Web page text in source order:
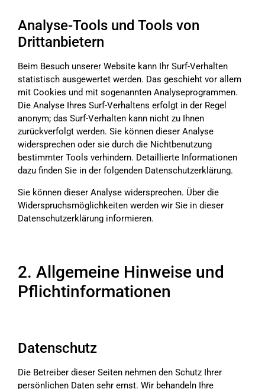
Analyse-Tools und Tools von
Drittanbietern
Beim Besuch unserer Website kann Ihr Surf-Verhalten
statistisch ausgewertet werden. Das geschieht vor allem
mit Cookies und mit sogenannten Analyseprogrammen.
Die Analyse Ihres Surf-Verhaltens erfolgt in der Regel
anonym; das Surf-Verhalten kann nicht zu Ihnen
zurückverfolgt werden. Sie können dieser Analyse
widersprechen oder sie durch die Nichtbenutzung
bestimmter Tools verhindern. Detaillierte Informationen
dazu finden Sie in der folgenden Datenschutzerklärung.
Sie können dieser Analyse widersprechen. Über die
Widerspruchsmöglichkeiten werden wir Sie in dieser
Datenschutzerklärung informieren.
2. Allgemeine Hinweise und
Pflichtinformationen
Datenschutz
Die Betreiber dieser Seiten nehmen den Schutz Ihrer
persönlichen Daten sehr ernst. Wir behandeln Ihre